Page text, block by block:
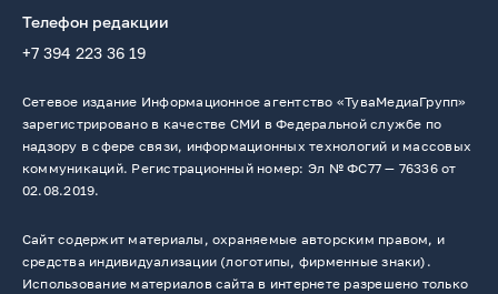
Телефон редакции
+7 394 223 36 19
Сетевое издание Информационное агентство «ТуваМедиаГрупп»
зарегистрировано в качестве СМИ в Федеральной службе по
надзору в сфере связи, информационных технологий и массовых
коммуникаций. Регистрационный номер: Эл № ФС77 — 76336 от
02.08.2019.
Сайт содержит материалы, охраняемые авторским правом, и
средства индивидуализации (логотипы, фирменные знаки).
Использование материалов сайта в интернете разрешено только